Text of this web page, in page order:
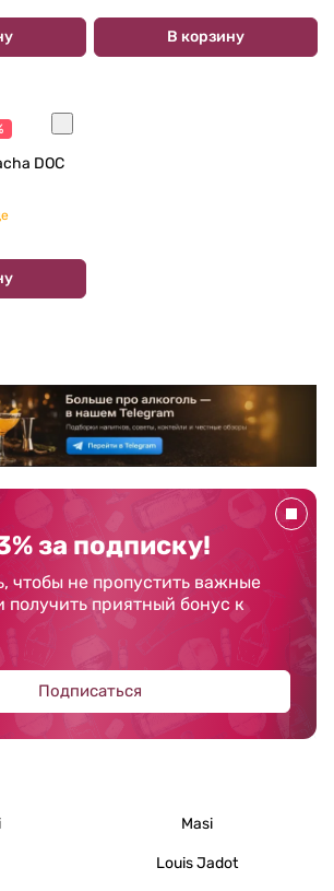
В корзину
за подписку!
чтобы не пропустить важные
получить приятный бонус к
Подписаться
Masi
Louis Jadot